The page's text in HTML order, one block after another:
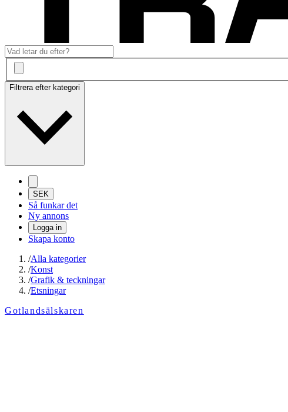
Filtrera efter kategori
SEK
Så funkar det
Ny annons
Logga in
Skapa konto
/Alla kategorier
/Konst
/Grafik & teckningar
/Etsningar
Gotlandsälskaren